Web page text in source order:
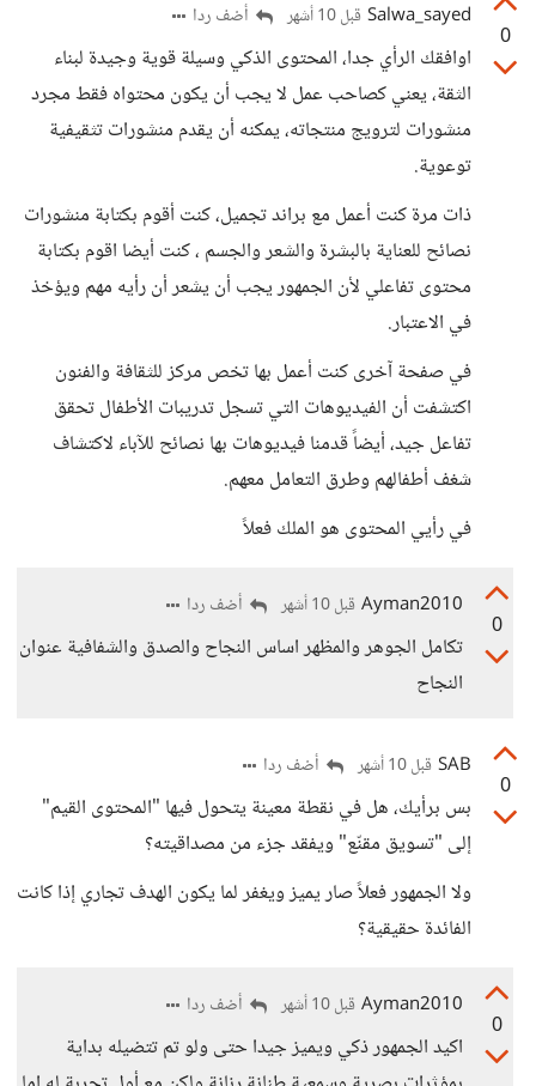
0
Salwa_sayed قبل 10 أشهر أضف ردا
اوافقك الرأي جدا، المحتوى الذكي وسيلة قوية وجيدة لبناء
الثقة، يعني كصاحب عمل لا يجب أن يكون محتواه فقط مجرد
منشورات لترويج منتجاته، يمكنه أن يقدم منشورات تثقيفية
توعوية.
ذات مرة كنت أعمل مع براند تجميل، كنت أقوم بكتابة منشورات
نصائح للعناية بالبشرة والشعر والجسم ، كنت أيضا اقوم بكتابة
محتوى تفاعلي لأن الجمهور يجب أن يشعر أن رأيه مهم ويؤخذ
في الاعتبار.
في صفحة آخرى كنت أعمل بها تخص مركز للثقافة والفنون
اكتشفت أن الفيديوهات التي تسجل تدريبات الأطفال تحقق
تفاعل جيد، أيضاً قدمنا فيديوهات بها نصائح للآباء لاكتشاف
شغف أطفالهم وطرق التعامل معهم.
في رأيي المحتوى هو الملك فعلاً
0
Ayman2010 قبل 10 أشهر أضف ردا
تكامل الجوهر والمظهر اساس النجاح والصدق والشفافية عنوان
النجاح
0
SAB قبل 10 أشهر أضف ردا
بس برأيك، هل في نقطة معينة يتحول فيها "المحتوى القيم"
إلى "تسويق مقنّع" ويفقد جزء من مصداقيته؟
ولا الجمهور فعلاً صار يميز ويغفر لما يكون الهدف تجاري إذا كانت
الفائدة حقيقية؟
0
Ayman2010 قبل 10 أشهر أضف ردا
اكيد الجمهور ذكي ويميز جيدا حتى ولو تم تتضيله بداية